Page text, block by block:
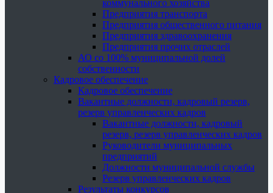
коммунального хозяйства
Предприятия транспорта
Предприятия общественного питания
Предприятия здравоохранения
Предприятия прочих отраслей
АО со 100% муниципальной долей
собственности
Кадровое обеспечение
Кадровое обеспечение
Вакантные должности, кадровый резерв,
резерв управленческих кадров
Вакантные должности, кадровый
резерв, резерв управленческих кадров
Руководители муниципальных
предприятий
Должности муниципальной службы
Резерв управленческих кадров
Результаты конкурсов